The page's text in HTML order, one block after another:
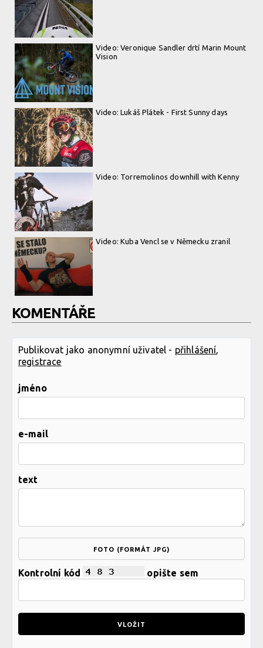
Video: Veronique Sandler drtí Marin Mount
Vision
Video: Lukáš Plátek - First Sunny days
Video: Torremolinos downhill with Kenny
Video: Kuba Vencl se v Německu zranil
KOMENTÁŘE
Publikovat jako anonymní uživatel - přihlášení
registrace
jméno
e-mail
text
FOTO (FORMÁT JPG)
Kontrolní kód opište sem